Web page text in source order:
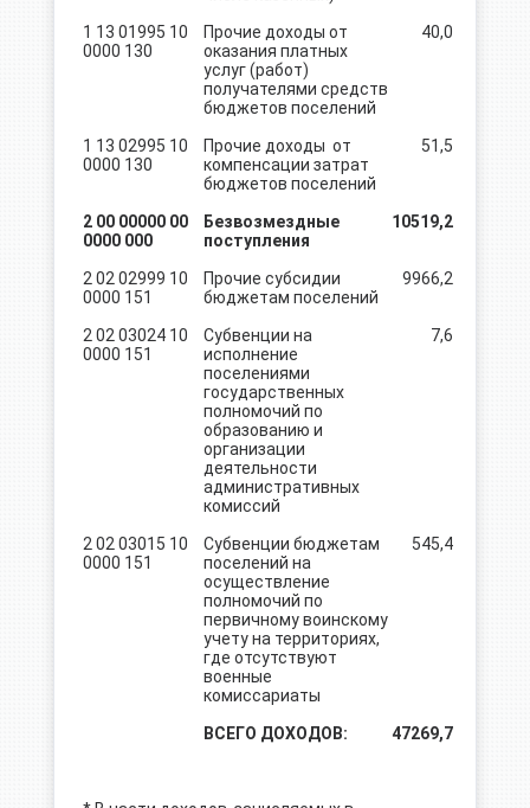
1 13 01995 10
0000 130
Прочие доходы от
оказания платных
услуг (работ)
получателями средств
бюджетов поселений
40,0
1 13 02995 10
0000 130
Прочие доходы от
компенсации затрат
бюджетов поселений
51,5
2 00 00000 00
0000 000
Безвозмездные
поступления
10519,2
2 02 02999 10
0000 151
Прочие субсидии
бюджетам поселений
9966,2
2 02 03024 10
0000 151
Субвенции на
исполнение
поселениями
государственных
полномочий по
образованию и
организации
деятельности
административных
комиссий
7,6
2 02 03015 10
0000 151
Субвенции бюджетам
поселений на
осуществление
полномочий по
первичному воинскому
учету на территориях,
где отсутствуют
военные
комиссариаты
545,4
ВСЕГО ДОХОДОВ: 47269,7